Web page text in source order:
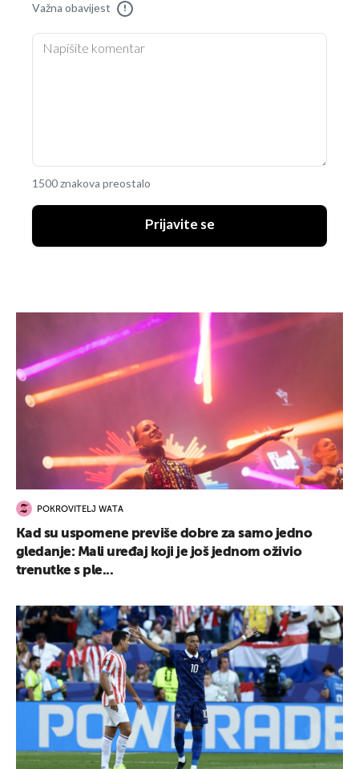
Važna obavijest !
1500 znakova preostalo
Prijavite se
POKROVITELJ WATA
Kad su uspomene previše dobre za samo jedno
gledanje: Mali uređaj koji je još jednom oživio
trenutke s ple...